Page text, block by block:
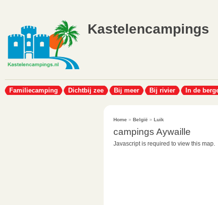
Kastelencampings
Familiecamping Dichtbij zee Bij meer Bij rivier In de
Home » België » Luik
campings Aywaille
Javascript is required to view this map.